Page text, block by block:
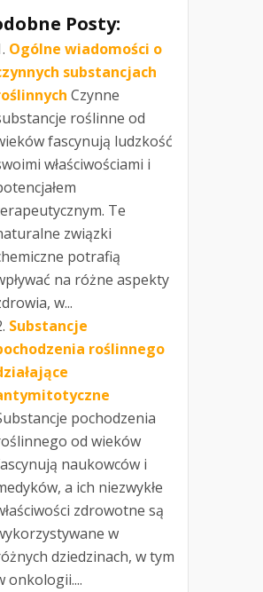
Posty:
Ogólne wiadomości o
substancjach
Czynne
roślinne od
fascynują ludzkość
właściwościami i
Te
związki
potrafią
na różne aspekty
w...
Substancje
roślinnego
pochodzenia
od wieków
naukowców i
a ich niezwykłe
zdrowotne są
w
dziedzinach, w tym
onkologii....